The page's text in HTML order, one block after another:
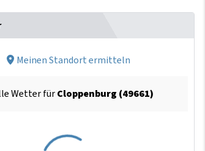
Meinen Standort ermitteln
Wetter fürCloppenburg (49661)